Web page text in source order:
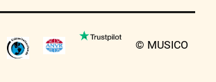
© MUSICO